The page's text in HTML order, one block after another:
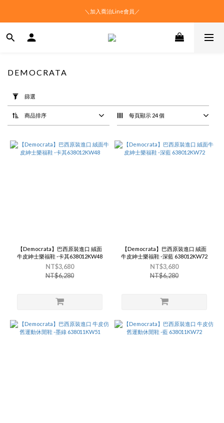
＼加入喬治Line會員／
篩
選
(0/20)
價格
(NT$)
DEMOCRATA
篩選
商品排序 每頁顯示 24 個
【Democrata】巴西原裝進口 絨面
牛皮紳士樂福鞋 -卡其638012KW48
NT$3,680
NT$6,280
【Democrata】巴西原裝進口 絨面
牛皮紳士樂福鞋 -深藍 638012KW72
NT$3,680
NT$6,280